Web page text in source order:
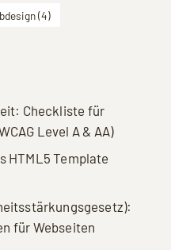
(4)
Checkliste für
Level A & AA)
HTML5 Template
für Webseiten